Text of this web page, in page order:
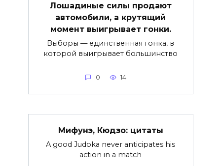
Лошадиные силы продают
автомобили, а крутящий
момент выигрывает гонки.
Выборы — единственная гонка, в
которой выигрывает большинство
0 14
Мифунэ, Кюдзо: цитаты
A good Judoka never anticipates his
action in a match